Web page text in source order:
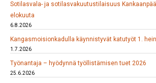
Sotilasvala- ja sotilasvakuutustilaisuus
elokuuta
6.8.2026
Kangasmoisionkadulla käynnistyvät katutyöt 1.
1.7.2026
Työnantaja – hyödynnä työllistämisen tuet 2026
25.6.2026